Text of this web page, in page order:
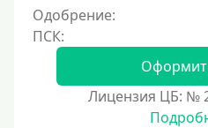
Одобрение:
Лицензия ЦБ: №